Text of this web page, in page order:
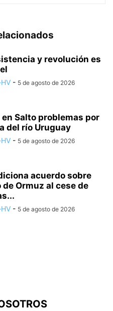
y revolución es
- 5 de agosto de 2026
Salto problemas por
del río Uruguay
- 5 de agosto de 2026
acuerdo sobre
Ormuz al cese de
- 5 de agosto de 2026